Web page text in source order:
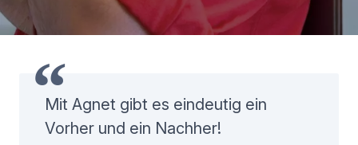
Mit Agnet gibt es eindeutig ein
Vorher und ein Nachher!